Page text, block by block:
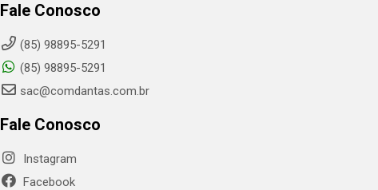
Fale Conosco
(85) 98895-5291
(85) 98895-5291
sac@comdantas.com.br
Fale Conosco
Instagram
Facebook